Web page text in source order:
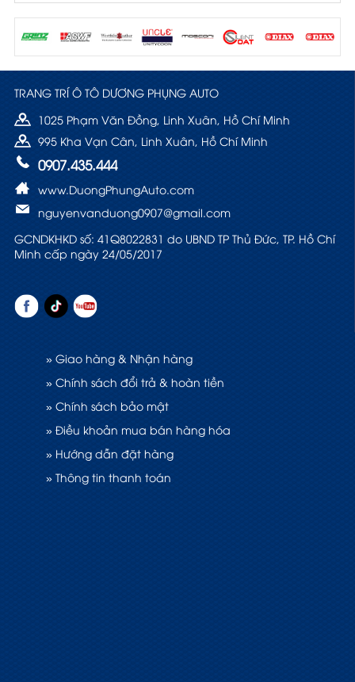
TRANG TRÍ Ô TÔ DƯƠNG PHỤNG AUTO
1025 Phạm Văn Đồng, Linh Xuân, Hồ Chí Minh
995 Kha Vạn Cân, Linh Xuân, Hồ Chí Minh
0907.435.444
www.DuongPhungAuto.com
nguyenvanduong0907@gmail.com
GCNDKHKD số: 41Q8022831 do UBND TP Thủ Đức, TP. Hồ Chí
Minh cấp ngày 24/05/2017
» Giao hàng & Nhận hàng
» Chính sách đổi trả & hoàn tiền
» Chính sách bảo mật
» Điều khoản mua bán hàng hóa
» Hướng dẫn đặt hàng
» Thông tin thanh toán